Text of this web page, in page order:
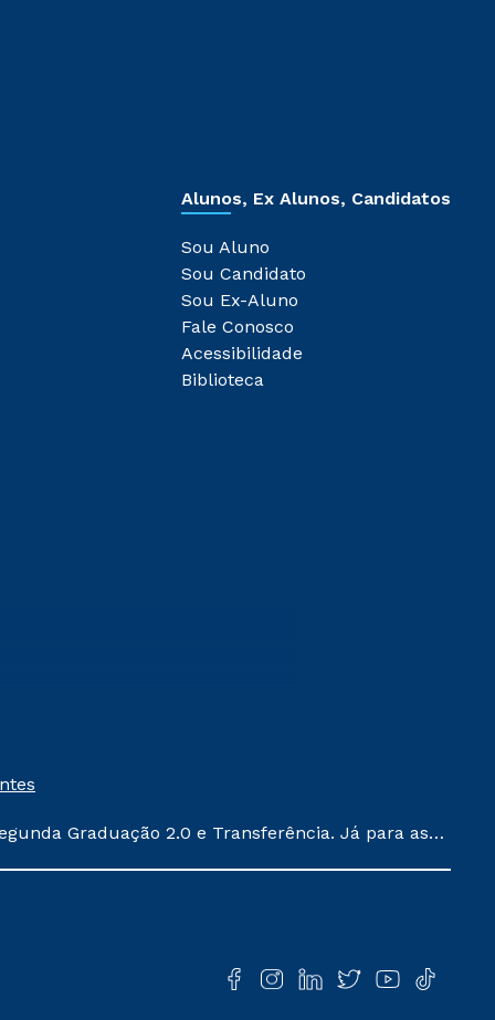
Alunos, Ex Alunos, Candidatos
Sou Aluno
Sou Candidato
Sou Ex-Aluno
Fale Conosco
Acessibilidade
Biblioteca
Graduação 2.0 e Transferência. Já para as